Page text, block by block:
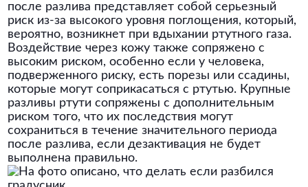
после разлива представляет собой серьезный
риск из-за высокого уровня поглощения, который,
вероятно, возникнет при вдыхании ртутного газа.
Воздействие через кожу также сопряжено с
высоким риском, особенно если у человека,
подверженного риску, есть порезы или ссадины,
которые могут соприкасаться с ртутью. Крупные
разливы ртути сопряжены с дополнительным
риском того, что их последствия могут
сохраниться в течение значительного периода
после разлива, если дезактивация не будет
выполнена правильно.